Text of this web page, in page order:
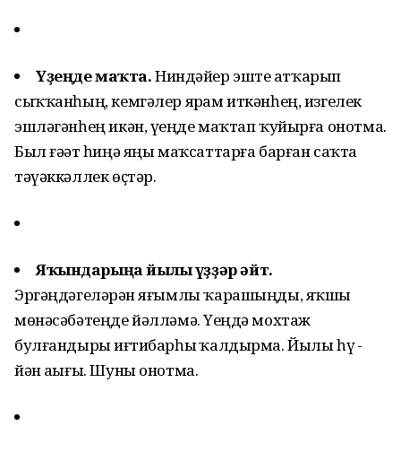
Үҙеңде маҡта.Ниндәйҙер эште атҡарып
сыҡҡанһың, кемгәлер ярҙам иткәнһең, изгелек
эшләгәнһең икән, үҙеңде маҡтап ҡуйырға онотма.
Был ғәҙәт һиңә яңы маҡсаттарға барған саҡта
тәүәккәллек өҫтәр.
Яҡындарыңа йылы һүҙҙәр әйт.
Эргәңдәгеләрҙән яғымлы ҡарашыңды, яҡшы
мөнәсәбәтеңде йәлләмә. Үҙеңдә мохтаж
булғандырҙы иғтибарһыҙ ҡалдырма. Йылы һүҙ -
йән аҙығы. Шуны онотма.